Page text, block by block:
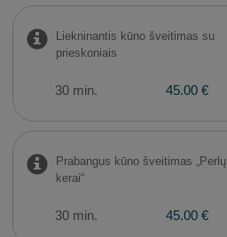
Liekninantis kūno šveitimas su
prieskoniais
30 min. 45.00 €
Prabangus kūno šveitimas „Perlų
kerai“
30 min. 45.00 €